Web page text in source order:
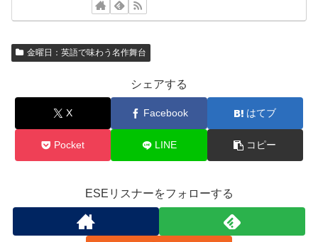
金曜日：英語で味わう名作舞台
シェアする
X Facebook はてブ
Pocket LINE コピー
ESEリスナーをフォローする